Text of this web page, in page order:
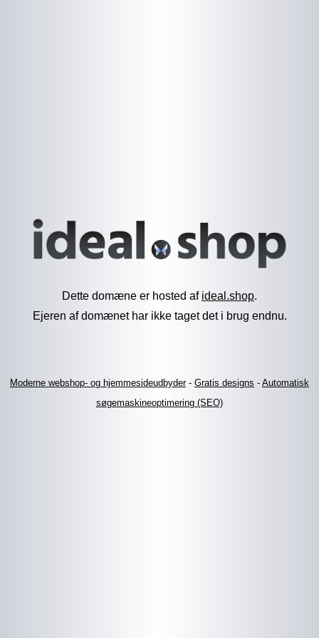
Dette domæne er hosted af ideal.shop.
Ejeren af domænet har ikke taget det i brug endnu.
Moderne webshop- og hjemmesideudbyder- Gratis designs - Automatisk
søgemaskineoptimering (SEO)